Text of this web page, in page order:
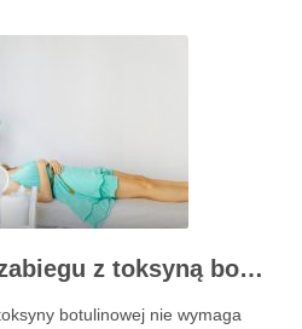
Czego unikać po zabiegu z toksyną botulinową?
botulinowej nie wymaga